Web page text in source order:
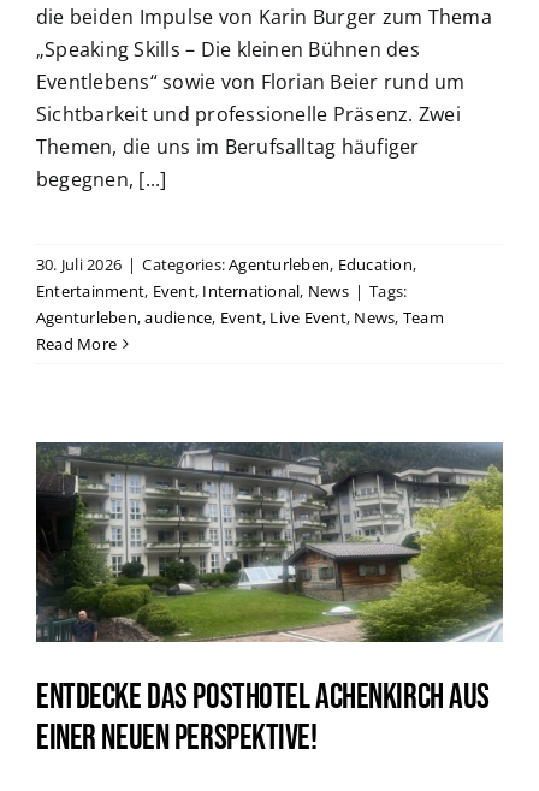
die beiden Impulse von Karin Burger zum Thema
„Speaking Skills – Die kleinen Bühnen des
Eventlebens“ sowie von Florian Beier rund um
Sichtbarkeit und professionelle Präsenz. Zwei
Themen, die uns im Berufsalltag häufiger
begegnen, [...]
30. Juli 2026 | Categories:Agenturleben, Education,
Entertainment, Event, International, News | Tags:
Agenturleben,audience, Event, Live Event, News, Team
Read More
Entdecke das Posthotel Achenkirch aus
einer neuen Perspektive!